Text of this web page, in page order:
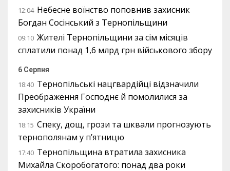
12:04 Небесне воїнство поповнив захисник
Богдан Сосінський з Тернопільщини
09:10 Жителі Тернопільщини за сім місяців
сплатили понад 1,6 млрд грн військового збору
6 Серпня
18:40 Тернопільські нацгвардійці відзначили
Преображення Господнє й помолилися за
захисників України
18:15 Спеку, дощ, грози та шквали прогнозують
тернополянам у п’ятницю
17:40 Тернопільщина втратила захисника
Михайла Скоробогатого: понад два роки